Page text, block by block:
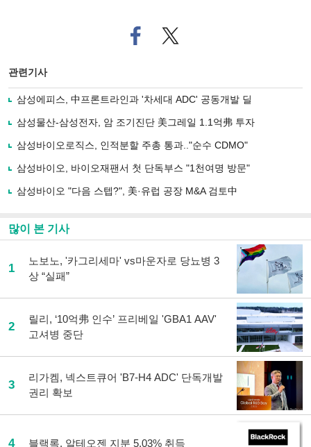
페
이
로
기
사
유
기
트위
터로
관련기사
삼성에피스, 中프론트라인과 '차세대 ADC' 공동개발 딜
삼성물산-삼성전자, 암 조기진단 美그레일 1.1억弗 투자
삼성바이오로직스, 인적분할 주총 통과.."순수 CDMO"
삼성바이오, 바이오재팬서 첫 단독부스 "1천여명 방문"
삼성바이오 "다음 스텝?", 美·유럽 공장 M&A 검토中
많이 본 기사
1
노보노, '카그리세마' vs마운자로 당뇨병 3
상 “실패”
2
릴리, ‘10억弗 인수’ 프리베일 'GBA1 AAV'
고셔병 중단
3
리가켐, 넥스트큐어 'B7-H4 ADC' 단독개발
권리 확보
4 블랙록, 알테오젠 지분 5.03% 취득